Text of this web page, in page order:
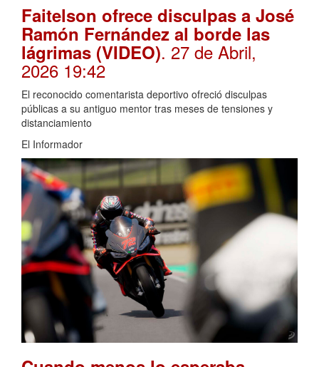
Faitelson ofrece disculpas a José
Ramón Fernández al borde las
lágrimas (VIDEO). 27 de Abril,
2026 19:42
El reconocido comentarista deportivo ofreció disculpas
públicas a su antiguo mentor tras meses de tensiones y
distanciamiento
El Informador